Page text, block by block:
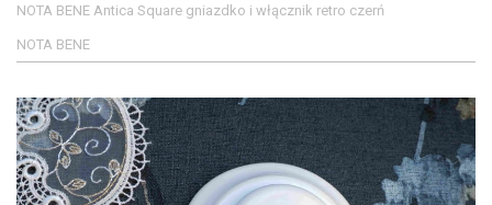
NOTA BENE Antica Square gniazdko i włącznik retro czerń
NOTA BENE